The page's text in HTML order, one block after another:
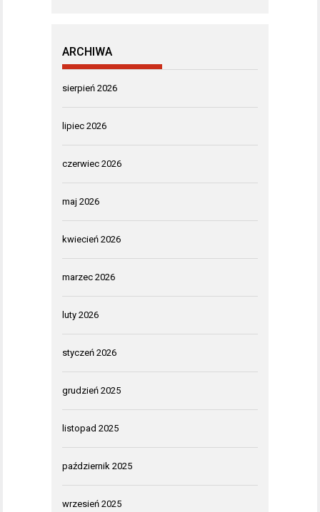
ARCHIWA
sierpień 2026
lipiec 2026
czerwiec 2026
maj 2026
kwiecień 2026
marzec 2026
luty 2026
styczeń 2026
grudzień 2025
listopad 2025
październik 2025
wrzesień 2025